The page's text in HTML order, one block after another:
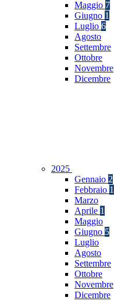
Maggio 7
Giugno 1
Luglio 6
Agosto
Settembre
Ottobre
Novembre
Dicembre
2025
Gennaio 2
Febbraio 1
Marzo
Aprile 1
Maggio
Giugno 5
Luglio
Agosto
Settembre
Ottobre
Novembre
Dicembre